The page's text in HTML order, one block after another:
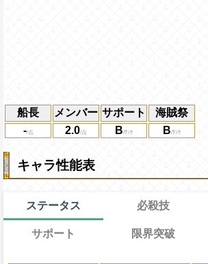
船長 メンバー サポート
海賊祭
-
2.0 B B
キャラ性能表
ステータス 必殺技
サポート 限界突破